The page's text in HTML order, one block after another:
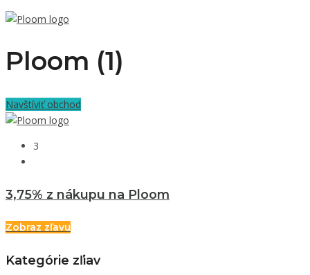
Ploom (1)
Navštíviť obchod
3
3,75% z nákupu na Ploom
Zobraz zľavu
Kategórie zľiav